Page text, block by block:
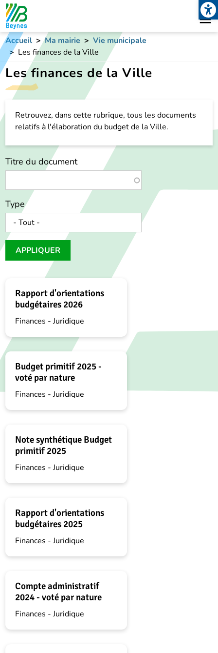
Accueil Ma mairie
Vie municipale
Les finances de la Ville
Les finances de la Ville
Retrouvez, dans cette rubrique, tous les documents
relatifs à l'élaboration du budget de la Ville.
Titre du document
Type
APPLIQUER
Rapport d'orientations
budgétaires 2026
Finances - Juridique
Budget primitif 2025 -
voté par nature
Finances - Juridique
Note synthétique Budget
primitif 2025
Finances - Juridique
Rapport d'orientations
budgétaires 2025
Finances - Juridique
Compte administratif
2024 - voté par nature
Finances - Juridique